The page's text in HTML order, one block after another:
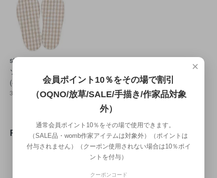
stample71577 イン
ソール（中敷き）
(ベージュ)
330円(税込)
REVIEW
×
会員ポイント10％をその場で割引
（OQNO/放草/SALE/手描き/作家品対象
外）
通常会員ポイント10％をその場で使用できます。
（SALE品・womb作家アイテムは対象外）（ポイントは
付与されません）（クーポン使用されない場合は10％ポイ
ントを付与）
クーポンコード